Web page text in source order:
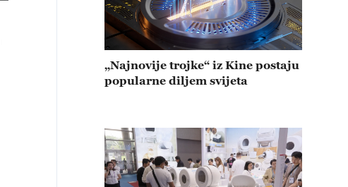
„Najnovije trojke“ iz Kine postaju
popularne diljem svijeta